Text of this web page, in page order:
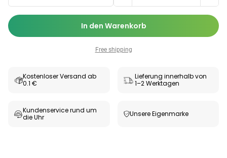
In den Warenkorb
Free shipping
Kostenloser Versand ab
0.1 €
Lieferung innerhalb von
1–2 Werktagen
Kundenservice rund um
die Uhr
Unsere Eigenmarke